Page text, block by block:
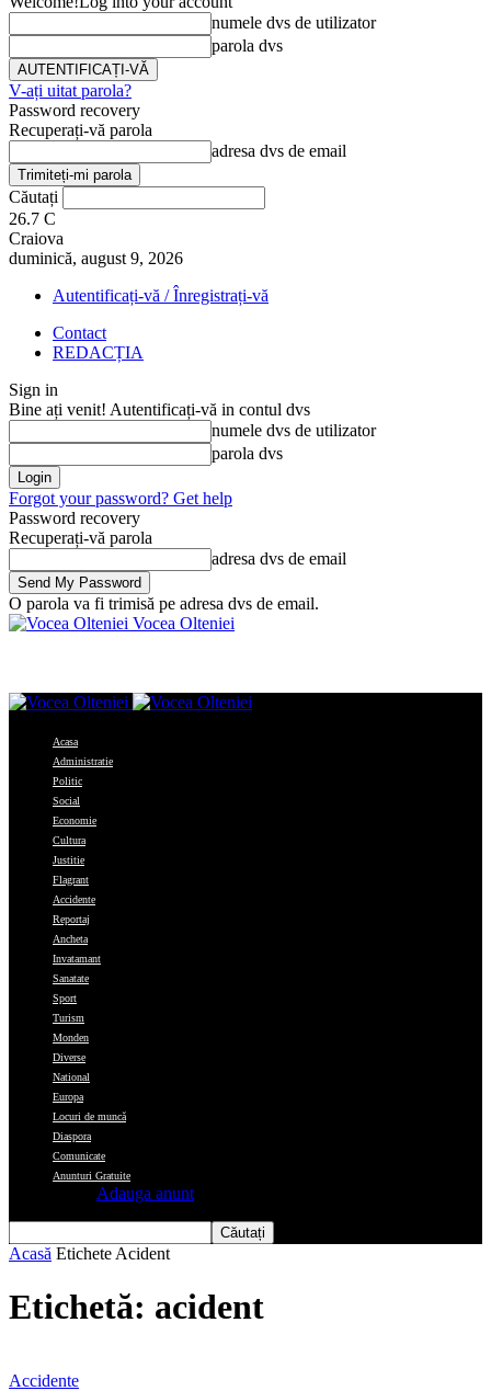
numele dvs de utilizator
parola dvs
V-ați uitat parola?
Password recovery
Recuperați-vă parola
adresa dvs de email
Căutați
26.7 C
Craiova
duminică, august 9, 2026
Autentificați-vă / Înregistrați-vă
Contact
REDACȚIA
Sign in
Bine ați venit! Autentificați-vă in contul dvs
numele dvs de utilizator
parola dvs
Forgot your password? Get help
Password recovery
Recuperați-vă parola
adresa dvs de email
O parola va fi trimisă pe adresa dvs de email.
Vocea Olteniei
Acasa
Administratie
Politic
Social
Economie
Cultura
Justitie
Flagrant
Accidente
Reportaj
Ancheta
Invatamant
Sanatate
Sport
Turism
Monden
Diverse
National
Europa
Locuri de muncă
Diaspora
Comunicate
Anunturi Gratuite
Adauga anunt
Acasă Etichete Acident
Etichetă: acident
Accidente